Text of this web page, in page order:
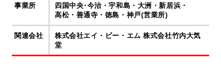
事業所
四国中央･今治・宇和島・大洲・新居浜・
高松・善通寺・徳島・神戸(営業所)
関連会社
株式会社エイ・ビー・エム 株式会社竹内大気
堂